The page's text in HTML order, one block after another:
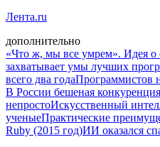
Лента.ru
дополнительно
«Что ж, мы все умрем». Идея о
захватывает умы лучших
всего два годаПрограммистов
В России бешеная
непростоИскусственный
ученыеПрактические
Ruby (2015 год)ИИ оказался